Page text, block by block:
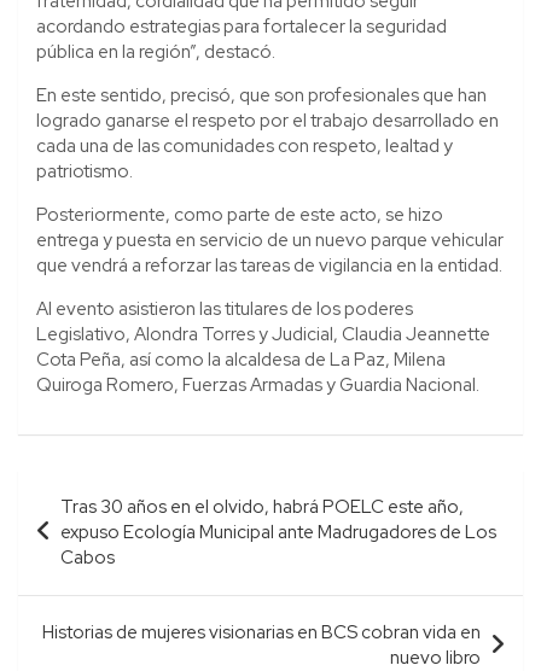
acordando estrategias para fortalecer la seguridad
pública en la región”, destacó.
En este sentido, precisó, que son profesionales que han
logrado ganarse el respeto por el trabajo desarrollado en
cada una de las comunidades con respeto, lealtad y
patriotismo.
Posteriormente, como parte de este acto, se hizo
entrega y puesta en servicio de un nuevo parque vehicular
que vendrá a reforzar las tareas de vigilancia en la entidad.
Al evento asistieron las titulares de los poderes
Legislativo, Alondra Torres y Judicial, Claudia Jeannette
Cota Peña, así como la alcaldesa de La Paz, Milena
Quiroga Romero, Fuerzas Armadas y Guardia Nacional.
Navegación
de
entradas
Tras 30 años en el olvido, habrá POELC este año,
expuso Ecología Municipal ante Madrugadores de Los
Cabos
Historias de mujeres visionarias en BCS cobran vida en
nuevo libro